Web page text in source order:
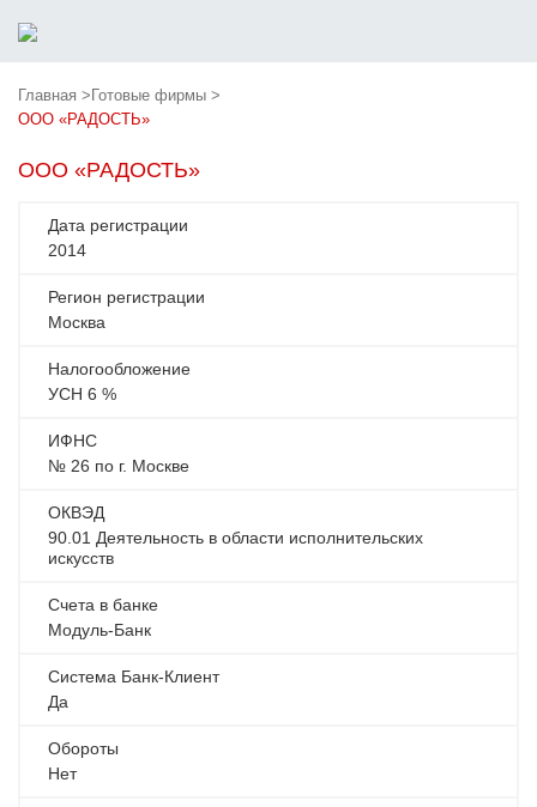
Главная > Готовые фирмы >
ООО «РАДОСТЬ»
ООО «РАДОСТЬ»
Дата регистрации
2014
Регион регистрации
Москва
Налогообложение
УСН 6 %
ИФНС
№ 26 по г. Москве
ОКВЭД
90.01 Деятельность в области исполнительских
искусств
Счета в банке
Модуль-Банк
Система Банк-Клиент
Да
Обороты
Нет